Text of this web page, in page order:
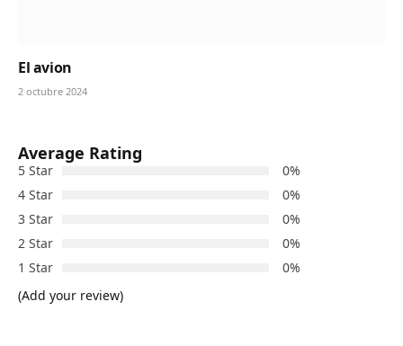
El avion
2 octubre 2024
Average Rating
5 Star
0%
4 Star
0%
3 Star
0%
2 Star
0%
1 Star
0%
(Add your review)